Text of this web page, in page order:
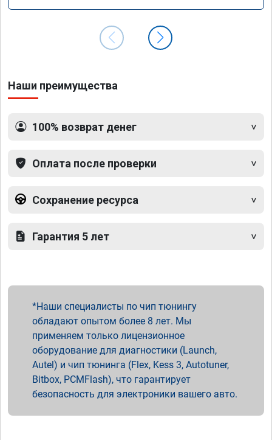
Наши преимущества
100% возврат денег
Оплата после проверки
Сохранение ресурса
Гарантия 5 лет
Наши специалисты по чип тюнингу
обладают опытом более 8 лет. Мы
применяем только лицензионное
оборудование для диагностики (Launch,
Autel) и чип тюнинга (Flex, Kess 3, Autotuner,
Bitbox, PCMFlash), что гарантирует
безопасность для электроники вашего авто.